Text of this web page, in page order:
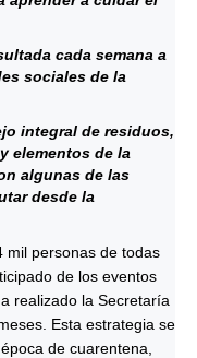
cada semana a
sociales de la
integral de residuos,
elementos de la
algunas de las
desde la
mil personas de todas
de los eventos
realizado la Secretaría
Esta estrategia se
de cuarentena,